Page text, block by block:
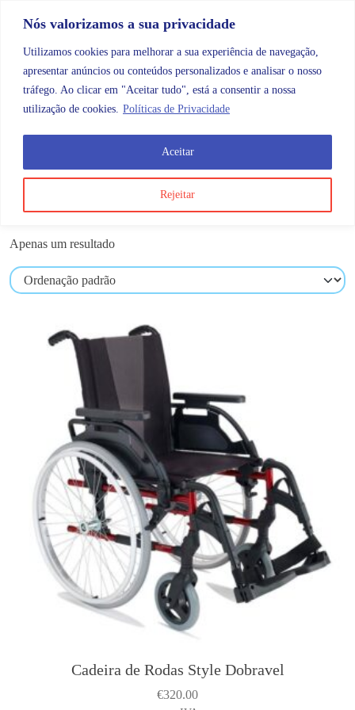
Nós valorizamos a sua privacidade
Utilizamos cookies para melhorar a sua experiência de navegação,
apresentar anúncios ou conteúdos personalizados e analisar o nosso
tráfego. Ao clicar em "Aceitar tudo", está a consentir a nossa
utilização de cookies. Políticas de Privacidade
Rejeitar
Aceitar
Categorias
cadeira de rodas
Apenas um resultado
Cadeira de Rodas Style Dobravel
€320.00